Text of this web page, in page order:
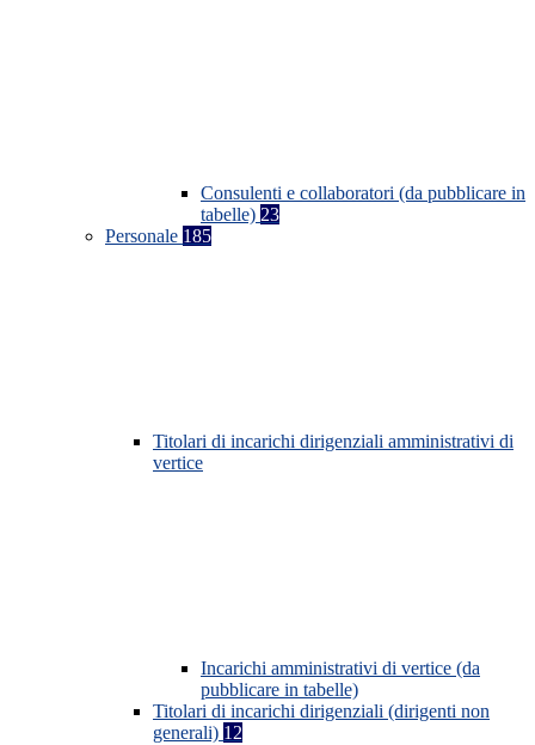
Consulenti e collaboratori (da pubblicare in
tabelle) 23
Personale 185
Titolari di incarichi dirigenziali amministrativi di
vertice
Incarichi amministrativi di vertice (da
pubblicare in tabelle)
Titolari di incarichi dirigenziali (dirigenti non
generali) 12